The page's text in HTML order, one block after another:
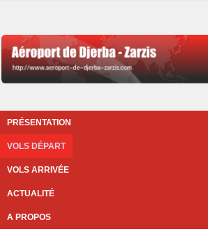
PRÉSENTATION
VOLS DÉPART
VOLS ARRIVÉE
ACTUALITÉ
A PROPOS